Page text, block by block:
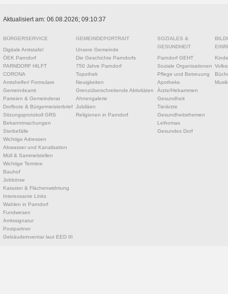
Aktualisiert am: 06.08.2026; 09:10:37
BÜRGERSERVICE
Digitale Amtstafel
ÖEK Parndorf
PARNDORF HILFT
CORONA
Amtshelfer/ Formulare
Gemeindeamt
Parteien & Gemeinderat
Dorfbote & Bürgermeisterbrief
Sitzungsprotokoll GRS
Bekanntmachungen
Sterbefälle
Wichtige Adressen
Abwasser und Kanalisation
Müll & Sammelstellen
Wichtige Termine
Bauhof
Jobbörse
Kataster & Flächenwidmung
Interessante Links
Wahlen in Parndorf
Fundwesen
Amtssignatur
Postpartner
Gebäudeinventar laut EED III
GEMEINDEPORTRAIT
Unsere Gemeinde
Die Geschichte Parndorfs
750 Jahre Parndorf
Topothek
Neuigkeiten
Grenzüberschreitende Aktivitäten
Ahnengalerie
Jubiläen
Religionen in Parndorf
SOZIALES &
GESUNDHEIT
Parndorf GEHT
Soziale Organisationen
Pflege und Betreuung
Apotheke
Ärzte/Hebammen
Gesundheit
Tierärzte
Gesundheitsthemen
Leihomas
Gesundes Dorf